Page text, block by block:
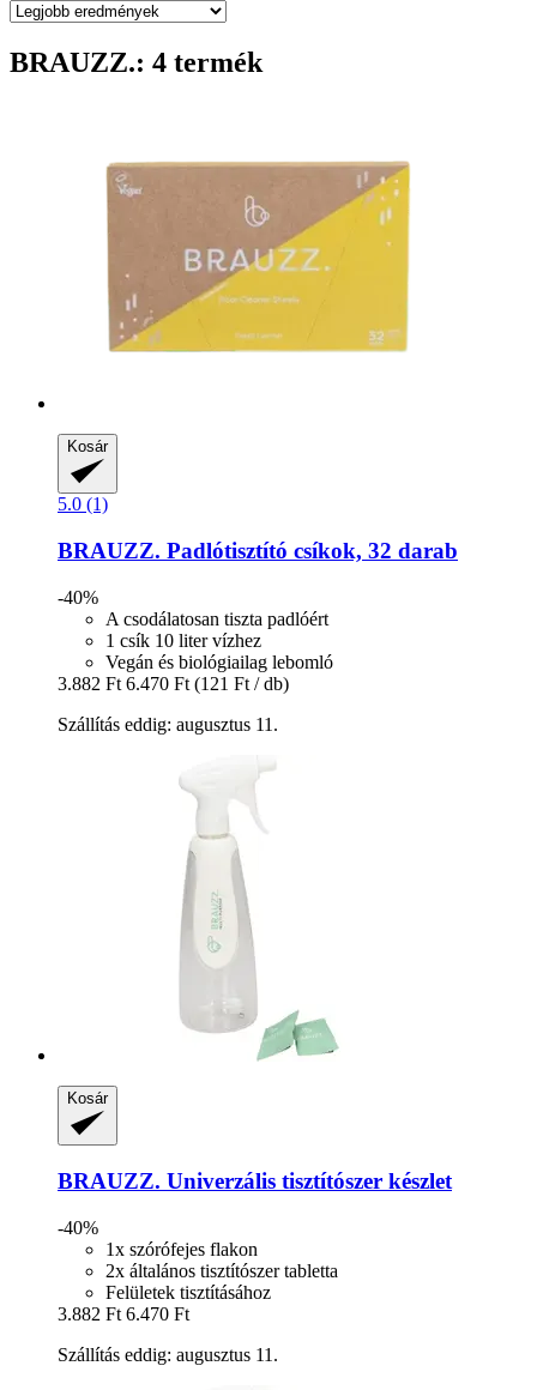
BRAUZZ.: 4 termék
Kosár
5.0 (1)
BRAUZZ. Padlótisztító csíkok, 32 darab
-40%
A csodálatosan tiszta padlóért
1 csík 10 liter vízhez
Vegán és biológiailag lebomló
3.882 Ft 6.470 Ft (121 Ft / db)
Szállítás eddig: augusztus 11.
Kosár
BRAUZZ. Univerzális tisztítószer készlet
-40%
1x szórófejes flakon
2x általános tisztítószer tabletta
Felületek tisztításához
3.882 Ft 6.470 Ft
Szállítás eddig: augusztus 11.